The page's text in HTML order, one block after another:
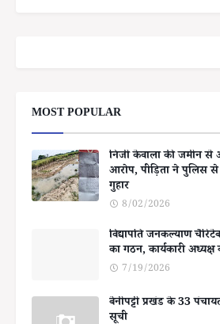
MOST POPULAR
निजी केवाला की जमीन से
आरोप, पीड़िता ने पुलिस
गुहार
8/02/2026
विद्यापति जनकल्याण
का गठन, कार्यकारी
7/19/2026
बेनीपट्टी प्रखंड के 33
सूची